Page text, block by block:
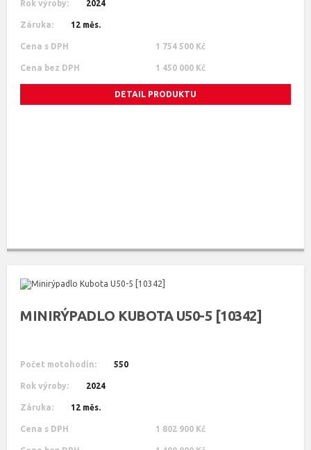
Rok výroby: 2024
Záruka: 12 měs.
Cena s DPH 1 754 500 Kč
Cena bez DPH 1 450 000 Kč
DETAIL PRODUKTU
MINIRÝPADLO KUBOTA U50-5 [10342]
Počet motohodin: 550
Rok výroby: 2024
Záruka: 12 měs.
Cena s DPH 1 802 900 Kč